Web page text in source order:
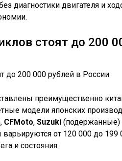
диагностики двигателя и
стоят до 200
преимущественно
модели японских
, CFMoto, Suzuki (подержанные)
от 120 000 до 199
и состояния.